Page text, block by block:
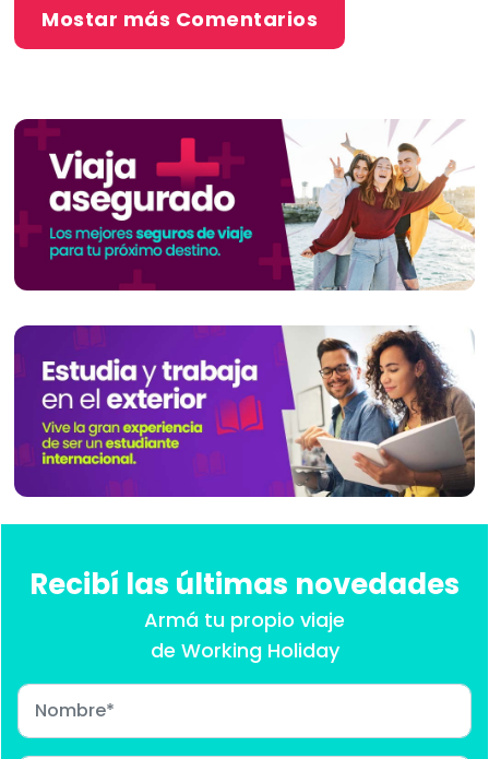
Mostar más Comentarios
Recibí las últimas novedades
Armá tu propio viaje
de Working Holiday